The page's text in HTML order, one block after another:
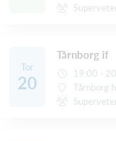
Tor
20
Tårnborg if
19:00 -
Tårnborg